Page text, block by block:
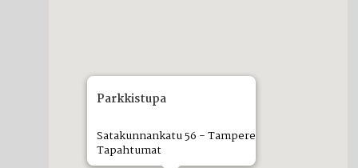
Parkkistupa
Satakunnankatu 56 - Tampere
Tapahtumat